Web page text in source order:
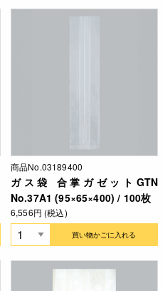
商品No.03189400
ガス袋 合掌ガゼットGTN
No.37A1 (95×65×400) / 100枚
6,556円 (税込)
買い物かごに入れる